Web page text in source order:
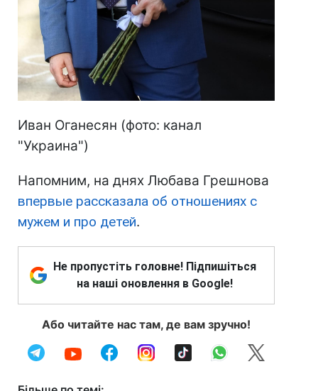
Иван Оганесян (фото: канал
"Украина")
Напомним, на днях Любава Грешнова
впервые рассказала об отношениях с
мужем и про детей.
Не пропустіть головне! Підпишіться
на наші оновлення в Google!
Або читайте нас там, де вам зручно!